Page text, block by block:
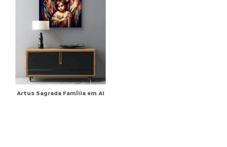
Artus Sagrada Família em AI